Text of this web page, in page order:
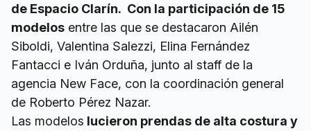
de Espacio Clarín. Con la participación de 15
modelos entre las que se destacaron Ailén
Siboldi, Valentina Salezzi, Elina Fernández
Fantacci e Iván Orduña, junto al staff de la
agencia New Face, con la coordinación general
de Roberto Pérez Nazar.
Las modelos lucieron prendas de alta costura y